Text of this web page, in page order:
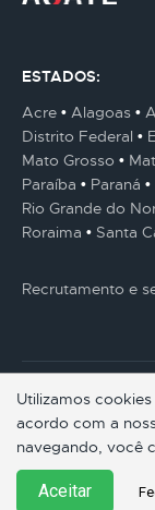
Utilizamos
acordo com a
navegando, você
Aceitar
ESTADOS:
Acre
Alagoas
Distrito Federal
Mato Grosso
Paraíba
Paraná
Rio Grande do
Roraima
Santa
Recrutamento e
©